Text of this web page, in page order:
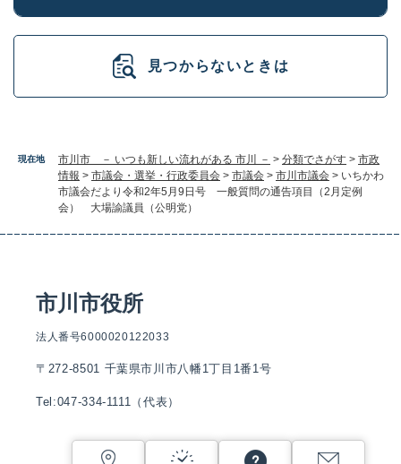
現在地 市川市 － いつも新しい流れがある 市川 － > 分類でさがす > 市政
情報 > 市議会・選挙・行政委員会 > 市議会 > 市川市議会 > いちかわ
市議会だより令和2年5月9日号 一般質問の通告項目（2月定例
会） 大場諭議員（公明党）
見つからないときは
市川市役所
法人番号6000020122033
〒272-8501 千葉県市川市八幡1丁目1番1号
Tel:047-334-1111（代表）